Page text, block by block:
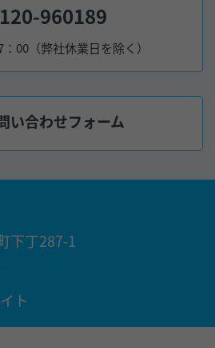
960189
00（弊社休業日を除く）
い合わせフォーム
下丁287-1
ト